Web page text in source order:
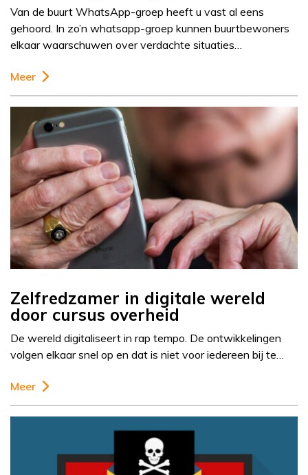
Van de buurt WhatsApp-groep heeft u vast al eens
gehoord. In zo’n whatsapp-groep kunnen buurtbewoners
elkaar waarschuwen over verdachte situaties…
Meer
Zelfredzamer in digitale wereld
door cursus overheid
De wereld digitaliseert in rap tempo. De ontwikkelingen
volgen elkaar snel op en dat is niet voor iedereen bij te…
Meer